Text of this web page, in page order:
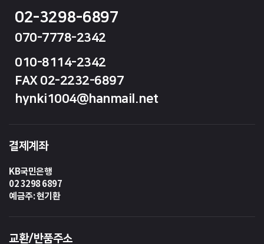
02-3298-6897
070-7778-2342
010-8114-2342
FAX 02-2232-6897
hynki1004@hanmail.net
결제계좌
KB국민은행
02 3298 6897
예금주: 현기환
교환/반품주소